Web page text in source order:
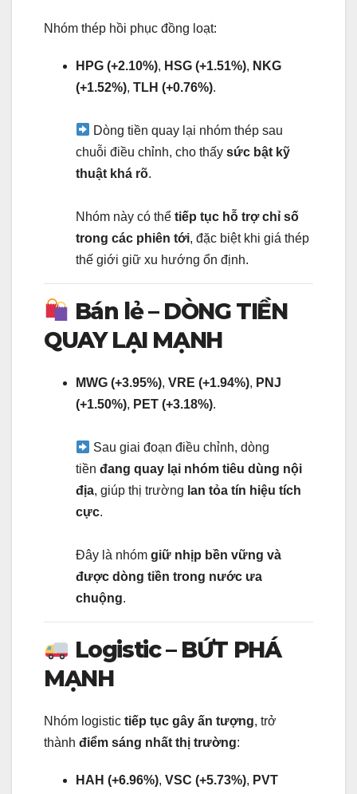
Nhóm thép hồi phục đồng loạt:
HPG (+2.10%), HSG (+1.51%), NKG
(+1.52%), TLH (+0.76%).
Dòng tiền quay lại nhóm thép sau
chuỗi điều chỉnh, cho thấy sức bật kỹ
thuật khá rõ.
Nhóm này có thể tiếp tục hỗ trợ chỉ số
trong các phiên tới, đặc biệt khi giá thép
thế giới giữ xu hướng ổn định.
Bán lẻ – DÒNG TIỀN
QUAY LẠI MẠNH
MWG (+3.95%), VRE (+1.94%), PNJ
(+1.50%), PET (+3.18%).
Sau giai đoạn điều chỉnh, dòng
tiền đang quay lại nhóm tiêu dùng nội
địa, giúp thị trường lan tỏa tín hiệu tích
cực.
Đây là nhóm giữ nhịp bền vững và
được dòng tiền trong nước ưa
chuộng.
Logistic – BỨT PHÁ
MẠNH
Nhóm logistic tiếp tục gây ấn tượng, trở
thành điểm sáng nhất thị trường:
HAH (+6.96%), VSC (+5.73%), PVT